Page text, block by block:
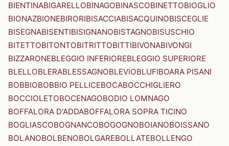
BIENTINABIGARELLOBINAGOBINASCOBINETTOBIOGLIO
BIONAZBIONEBIRORIBISACCIABISACQUINOBISCEGLIE
BISEGNABISENTIBISIGNANOBISTAGNOBISUSCHIO
BITETTOBITONTOBITRITTOBITTIBIVONABIVONGI
BIZZARONEBLEGGIO INFERIOREBLEGGIO SUPERIORE
BLELLOBLERABLESSAGNOBLEVIOBLUFIBOARA PISANI
BOBBIOBOBBIO PELLICEBOCABOCCHIGLIERO
BOCCIOLETOBOCENAGOBODIO LOMNAGO
BOFFALORA D'ADDABOFFALORA SOPRA TICINO
BOGLIASCOBOGNANCOBOGOGNOBOIANOBOISSANO
BOLANOBOLBENOBOLGAREBOLLATEBOLLENGO